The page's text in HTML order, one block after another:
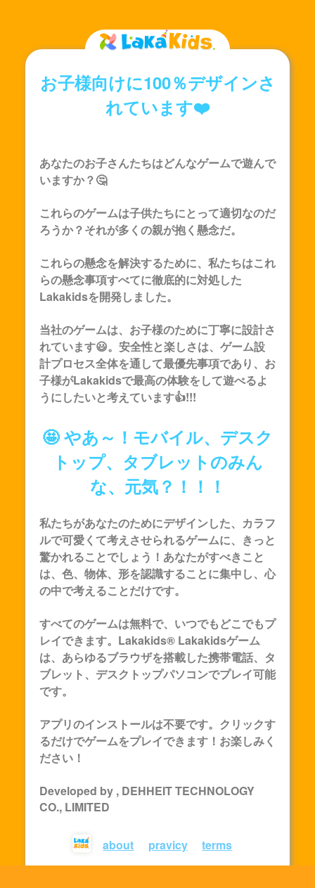
お子様向けに100％デザインさ
れています❤️
あなたのお子さんたちはどんなゲームで遊んで
いますか？🤔
これらのゲームは子供たちにとって適切なのだ
ろうか？それが多くの親が抱く懸念だ。
これらの懸念を解決するために、私たちはこれ
らの懸念事項すべてに徹底的に対処した
Lakakidsを開発しました。
当社のゲームは、お子様のために丁寧に設計さ
れています😃。安全性と楽しさは、ゲーム設
計プロセス全体を通して最優先事項であり、お
子様がLakakidsで最高の体験をして遊べるよ
うにしたいと考えています👍!!!
🤩 やあ～！モバイル、デスク
トップ、タブレットのみん
な、元気？！！！
私たちがあなたのためにデザインした、カラフ
ルで可愛くて考えさせられるゲームに、きっと
驚かれることでしょう！あなたがすべきこと
は、色、物体、形を認識することに集中し、心
の中で考えることだけです。
すべてのゲームは無料で、いつでもどこでもプ
レイできます。Lakakids® Lakakidsゲーム
は、あらゆるブラウザを搭載した携帯電話、タ
ブレット、デスクトップパソコンでプレイ可能
です。
アプリのインストールは不要です。クリックす
るだけでゲームをプレイできます！お楽しみく
ださい！
Developed by , DEHHEIT TECHNOLOGY
CO., LIMITED
about pravicy terms